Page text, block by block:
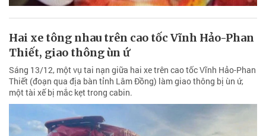
Hai xe tông nhau trên cao tốc Vĩnh Hảo-Phan
Thiết, giao thông ùn ứ
Sáng 13/12, một vụ tai nạn giữa hai xe trên cao tốc Vĩnh Hảo-Phan
Thiết (đoạn qua địa bàn tỉnh Lâm Đồng) làm giao thông bị ùn ứ,
một tài xế bị mắc kẹt trong cabin.